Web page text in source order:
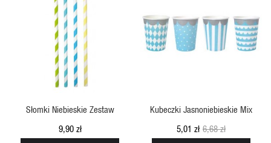
SZYBKI PODGLĄD
Słomki Niebieskie Zestaw
9,90 zł
SZYBKI PODGLĄD
Kubeczki Jasnoniebieskie Mix
6,68 zł
5,01 zł